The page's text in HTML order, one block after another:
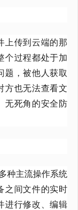
上传到云端的那
个过程都处于加
题，被他人获取
方也无法查看文
无死角的安全防
种主流操作系统
之间文件的实时
进行修改、编辑